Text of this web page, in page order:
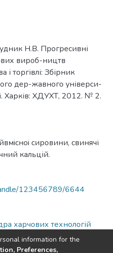
Н.В. Прогресивні
вироб-ництв
і торгівлі: Збірник
дер-жавного універси-
Харків: ХДУХТ, 2012. № 2.
сировини, свинячі
кальцій.
123456789/6644
харчових технологій
information for the
Preferences,